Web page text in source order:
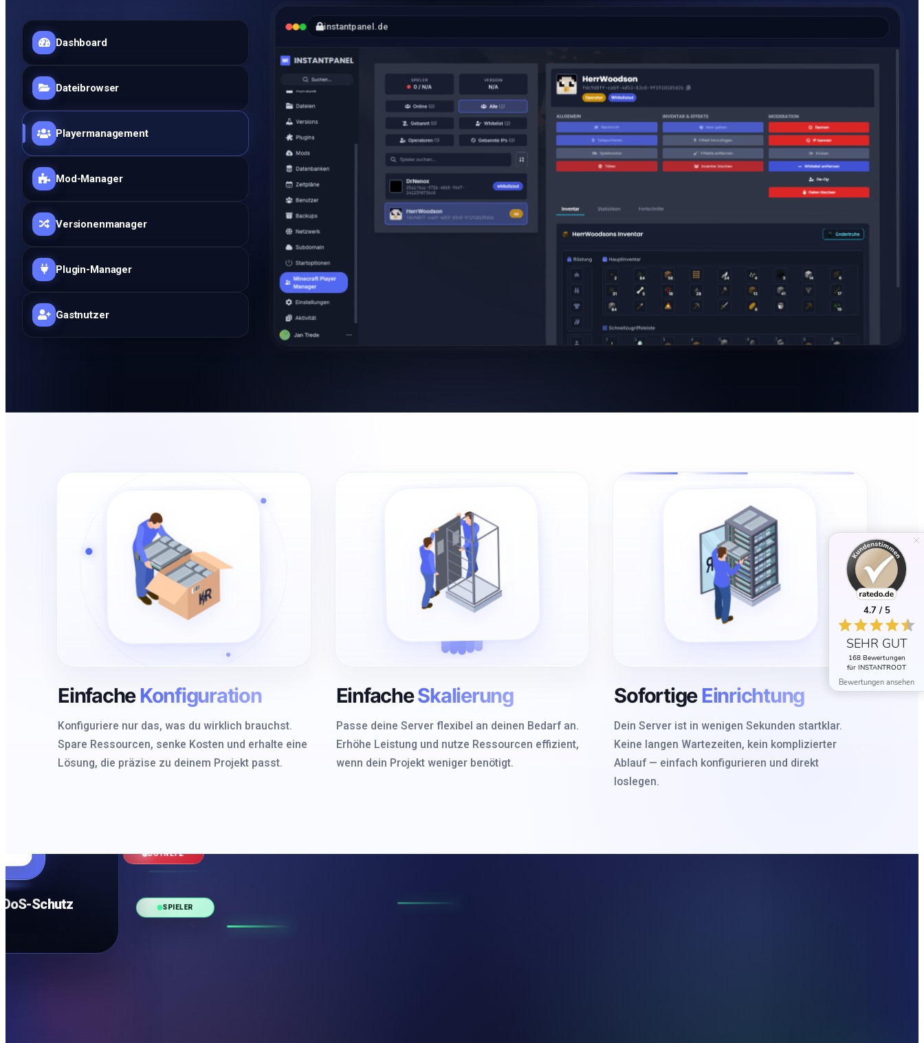
Dashboard
Dateibrowser
Playermanagement
Mod-Manager
Versionenmanager
Plugin-Manager
Gastnutzer
instantpanel.de
EinfacheKonfiguration
Konfiguriere nur das, was du wirklich brauchst.
Spare Ressourcen, senke Kosten und erhalte eine
Lösung, die präzise zu deinem Projekt passt.
EinfacheSkalierung
Passe deine Server flexibel an deinen Bedarf an.
Erhöhe Leistung und nutze Ressourcen effizient,
wenn dein Projekt weniger benötigt.
SofortigeEinrichtung
Dein Server ist in wenigen Sekunden startklar.
Keine langen Wartezeiten, kein komplizierter
Ablauf — einfach konfigurieren und direkt
loslegen.
Schutz
4.7 / 5
SEHR GUT
168 Bewertungen
für INSTANTROOT
Bewertungen ansehen